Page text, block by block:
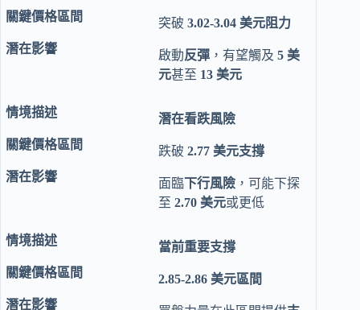
突破3.02-3.04 美元阻力
啟動反彈 ，有望觸及5 美
元甚至 13 美元
潛在看跌風險
跌破2.77 美元支撐
面臨下行風險 ，可能下探
至2.70 美元或更低
當前重要支撐
2.85-2.86 美元區間